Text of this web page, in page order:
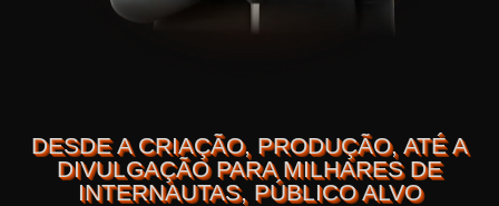
DESDE A CRIAÇÃO, PRODUÇÃO, ATÉ A
DIVULGAÇÃO PARA MILHARES DE
INTERNAUTAS, PÚBLICO ALVO